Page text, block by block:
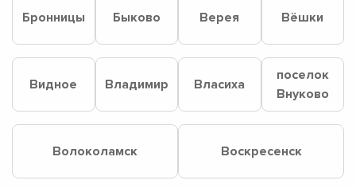
Бронницы Быково Верея Вёшки
Видное Владимир Власиха
поселок
Внуково
Волоколамск Воскресенск